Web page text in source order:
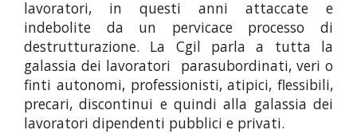
lavoratori, in questi anni attaccate e
indebolite da un pervicace processo di
destrutturazione. La Cgil parla a tutta la
galassia dei lavoratori parasubordinati, veri o
finti autonomi, professionisti, atipici, flessibili,
precari, discontinui e quindi alla galassia dei
lavoratori dipendenti pubblici e privati.